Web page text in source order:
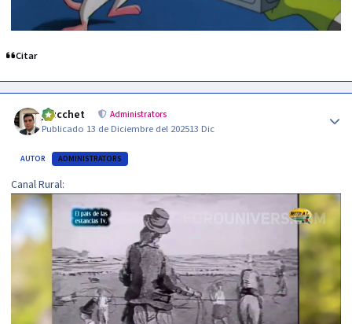
Citar
jzucchet Administrators
Publicado 13 de Diciembre del 202513 Dic
AUTOR ADMINISTRATORS
Canal Rural: